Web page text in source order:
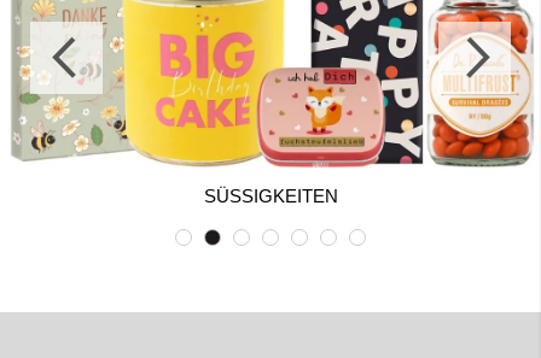
SÜSSIGKEITEN